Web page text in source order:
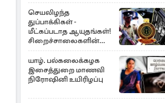
செயலிழந்த
துப்பாக்கிகள் -
மீட்கப்படாத ஆயுதங்கள்!
சிறைச்சாலைகளின்
பாதுகாப்பில் பாரிய
அச்சுறுத்தல்
யாழ். பல்கலைக்கழக
இசைத்துறை மாணவி
நிரோஷினி உயிரிழப்பு